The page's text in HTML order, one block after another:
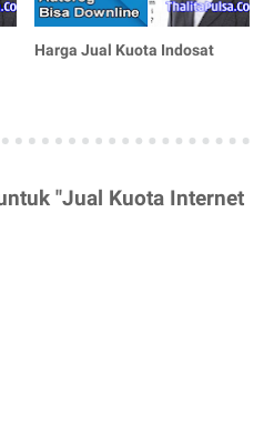
Harga Jual Kuota Indosat
"Jual Kuota Internet